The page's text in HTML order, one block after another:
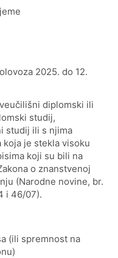
2025. do 12.
diplomski ili
studij,
studij ili s njima
je stekla visoku
koji su bili na
o znanstvenoj
(Narodne novine, br.
i 46/07).
(ili spremnost na